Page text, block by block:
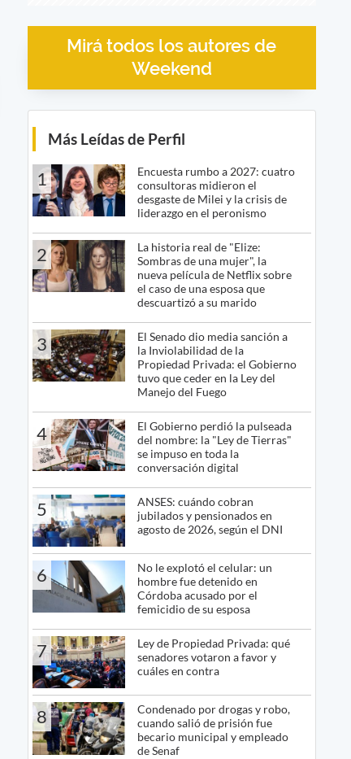
Mirá todos los autores de
Weekend
Más Leídas de Perfil
1
Encuesta rumbo a 2027: cuatro
consultoras midieron el
desgaste de Milei y la crisis de
liderazgo en el peronismo
2
La historia real de "Elize:
Sombras de una mujer", la
nueva película de Netflix sobre
el caso de una esposa que
descuartizó a su marido
3
El Senado dio media sanción a
la Inviolabilidad de la
Propiedad Privada: el Gobierno
tuvo que ceder en la Ley del
Manejo del Fuego
4
El Gobierno perdió la pulseada
del nombre: la "Ley de Tierras"
se impuso en toda la
conversación digital
5
ANSES: cuándo cobran
jubilados y pensionados en
agosto de 2026, según el DNI
6
No le explotó el celular: un
hombre fue detenido en
Córdoba acusado por el
femicidio de su esposa
7
Ley de Propiedad Privada: qué
senadores votaron a favor y
cuáles en contra
8
Condenado por drogas y robo,
cuando salió de prisión fue
becario municipal y empleado
de Senaf